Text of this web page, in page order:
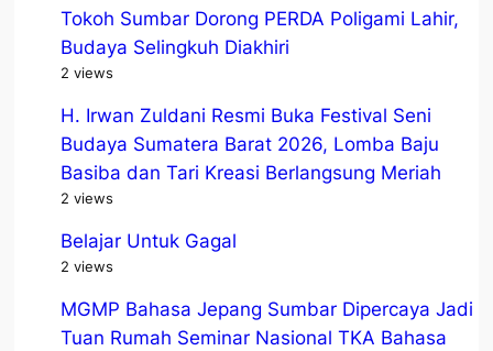
Tokoh Sumbar Dorong PERDA Poligami Lahir,
Budaya Selingkuh Diakhiri
2 views
H. Irwan Zuldani Resmi Buka Festival Seni
Budaya Sumatera Barat 2026, Lomba Baju
Basiba dan Tari Kreasi Berlangsung Meriah
2 views
Belajar Untuk Gagal
2 views
MGMP Bahasa Jepang Sumbar Dipercaya Jadi
Tuan Rumah Seminar Nasional TKA Bahasa